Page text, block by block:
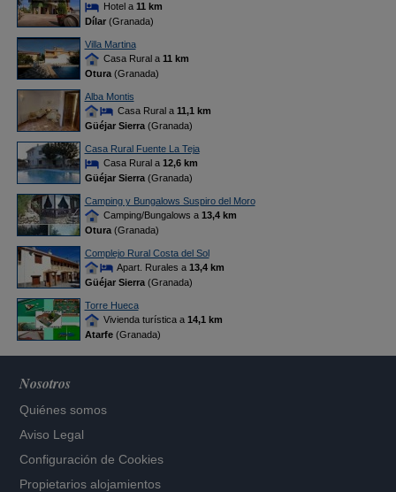
Hotel a 11 km
Dílar(Granada)
Villa Martina
Casa Rural a 11 km
Otura(Granada)
Alba Montis
Casa Rural a 11,1 km
Güéjar Sierra(Granada)
Casa Rural Fuente La Teja
Casa Rural a 12,6 km
Güéjar Sierra(Granada)
Camping y Bungalows Suspiro del Moro
Camping/Bungalows a 13,4 km
Otura(Granada)
Complejo Rural Costa del Sol
Apart. Rurales a 13,4 km
Güéjar Sierra(Granada)
Torre Hueca
Vivienda turística a 14,1 km
Atarfe(Granada)
Nosotros
Quiénes somos
Aviso Legal
Configuración de Cookies
Propietarios alojamientos